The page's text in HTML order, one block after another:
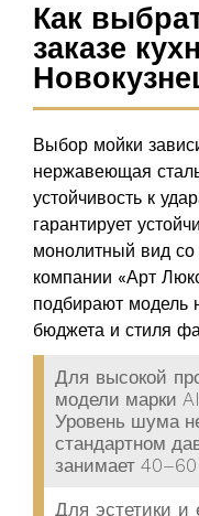
Как
заказе
Выбор мойки
нержавеющая
устойчивость к
гарантирует
монолитный вид
компании «Арт
подбирают модель
бюджета и стиля
Для высокой
модели марки
Уровень шума
стандартном
занимает
Для эстетики